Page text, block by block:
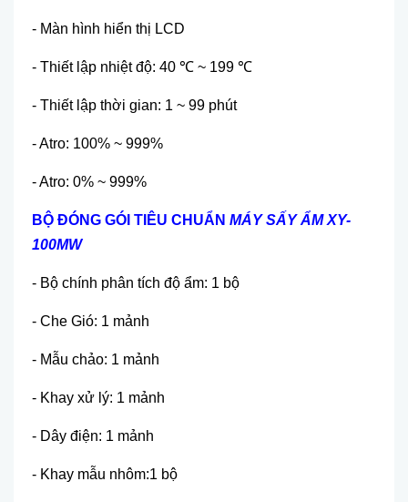
- Màn hình hiển thị LCD
- Thiết lập nhiệt độ: 40 ℃ ~ 199 ℃
- Thiết lập thời gian: 1 ~ 99 phút
- Atro: 100% ~ 999%
- Atro: 0% ~ 999%
BỘ ĐÓNG GÓI TIÊU CHUẨN MÁY SẤY ẨM XY-
100MW
- Bộ chính phân tích độ ẩm: 1 bộ
- Che Gió: 1 mảnh
- Mẫu chảo: 1 mảnh
- Khay xử lý: 1 mảnh
- Dây điện: 1 mảnh
- Khay mẫu nhôm:1 bộ